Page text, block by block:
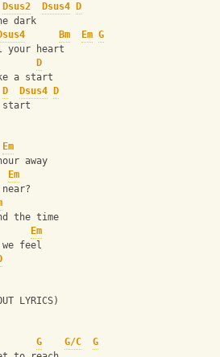
Dsus2 Dsus4
D
dark
Bm Em G
your heart
D
a start
D Dsus4
D
start
Em
away
Em
the time
Em
feel
LYRICS)
G G/C
G